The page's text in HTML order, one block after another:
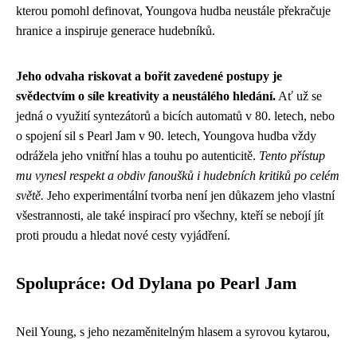
kterou pomohl definovat, Youngova hudba neustále překračuje
hranice a inspiruje generace hudebníků.
Jeho odvaha riskovat a bořit zavedené postupy je
svědectvím o síle kreativity a neustálého hledání. Ať už se
jedná o využití syntezátorů a bicích automatů v 80. letech, nebo
o spojení sil s Pearl Jam v 90. letech, Youngova hudba vždy
odrážela jeho vnitřní hlas a touhu po autenticitě. Tento přístup
mu vynesl respekt a obdiv fanoušků i hudebních kritiků po celém
světě. Jeho experimentální tvorba není jen důkazem jeho vlastní
všestrannosti, ale také inspirací pro všechny, kteří se nebojí jít
proti proudu a hledat nové cesty vyjádření.
Spolupráce: Od Dylana po Pearl Jam
Neil Young, s jeho nezaměnitelným hlasem a syrovou kytarou,